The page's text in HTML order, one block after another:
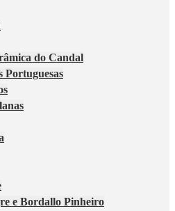
do Candal
Portuguesas
e Bordallo Pinheiro